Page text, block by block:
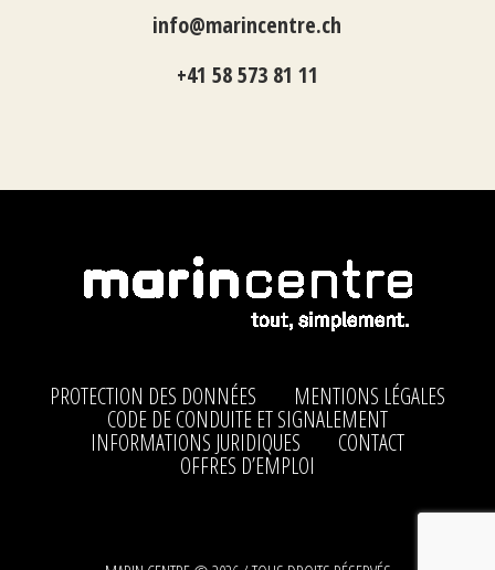
info@marincentre.ch
+41 58 573 81 11
PROTECTION DES DONNÉES MENTIONS LÉGALES
CODE DE CONDUITE ET SIGNALEMENT
INFORMATIONS JURIDIQUES CONTACT
OFFRES D’EMPLOI